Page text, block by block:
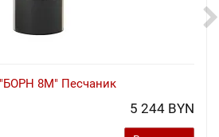
8М" Песчаник
5 244 BYN